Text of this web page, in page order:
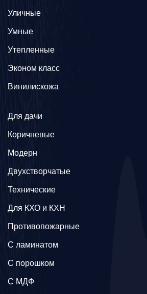
Уличные
Умные
Утепленные
Эконом класс
Винилискожа
Для дачи
Коричневые
Модерн
Двухстворчатые
Технические
Для КХО и КХН
Противопожарные
С ламинатом
С порошком
С МДФ